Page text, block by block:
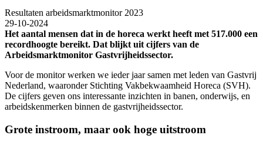
Resultaten arbeidsmarktmonitor 2023
29-10-2024
Het aantal mensen dat in de horeca werkt heeft met 517.000 een
recordhoogte bereikt. Dat blijkt uit cijfers van de
Arbeidsmarktmonitor Gastvrijheidssector.
Voor de monitor werken we ieder jaar samen met leden van Gastvrij
Nederland, waaronder Stichting Vakbekwaamheid Horeca (SVH).
De cijfers geven ons interessante inzichten in banen, onderwijs, en
arbeidskenmerken binnen de gastvrijheidssector.
Grote instroom, maar ook hoge uitstroom